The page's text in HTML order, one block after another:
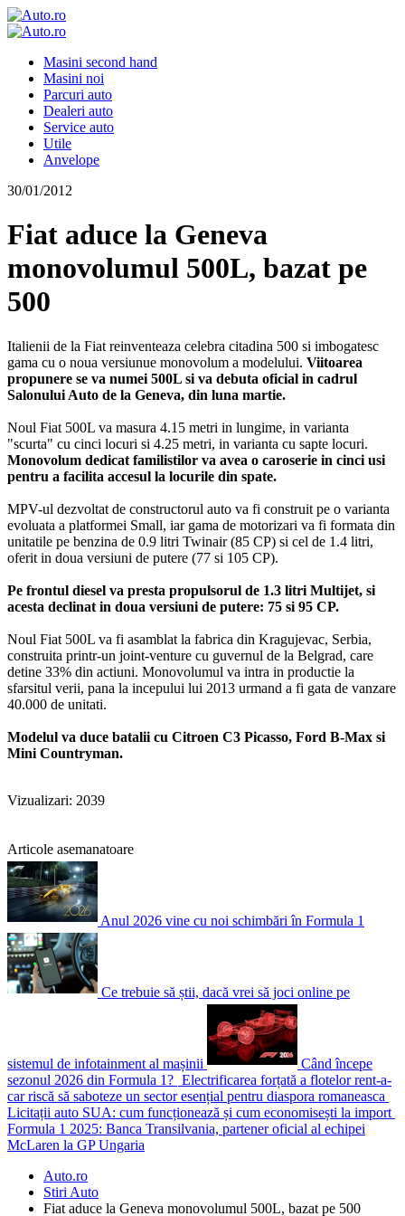
Masini second hand
Masini noi
Parcuri auto
Dealeri auto
Service auto
Utile
Anvelope
30/01/2012
Fiat aduce la Geneva
monovolumul 500L, bazat pe
500
Italienii de la Fiat reinventeaza celebra citadina 500 si imbogatesc
gama cu o noua versiunue monovolum a modelului. Viitoarea
propunere se va numei 500L si va debuta oficial in cadrul
Salonului Auto de la Geneva, din luna martie.
Noul Fiat 500L va masura 4.15 metri in lungime, in varianta
"scurta" cu cinci locuri si 4.25 metri, in varianta cu sapte locuri.
Monovolum dedicat familistilor va avea o caroserie in cinci usi
pentru a facilita accesul la locurile din spate.
MPV-ul dezvoltat de constructorul auto va fi construit pe o varianta
evoluata a platformei Small, iar gama de motorizari va fi formata din
unitatile pe benzina de 0.9 litri Twinair (85 CP) si cel de 1.4 litri,
oferit in doua versiuni de putere (77 si 105 CP).
Pe frontul diesel va presta propulsorul de 1.3 litri Multijet, si
acesta declinat in doua versiuni de putere: 75 si 95 CP.
Noul Fiat 500L va fi asamblat la fabrica din Kragujevac, Serbia,
construita printr-un joint-venture cu guvernul de la Belgrad, care
detine 33% din actiuni. Monovolumul va intra in productie la
sfarsitul verii, pana la incepului lui 2013 urmand a fi gata de vanzare
40.000 de unitati.
Modelul va duce batalii cu Citroen C3 Picasso, Ford B-Max si
Mini Countryman.
Vizualizari: 2039
Articole asemanatoare
Anul 2026 vine cu noi schimbări în Formula 1
Ce trebuie să știi, dacă vrei să joci online pe
sistemul de infotainment al mașinii
Când începe
sezonul 2026 din Formula 1? Electrificarea forțată a flotelor rent-a-
car riscă să saboteze un sector esențial pentru diaspora romaneasca
Licitații auto SUA: cum funcționează și cum economisești la import
Formula 1 2025: Banca Transilvania, partener oficial al echipei
McLaren la GP Ungaria
Auto.ro
Stiri Auto
Fiat aduce la Geneva monovolumul 500L, bazat pe 500